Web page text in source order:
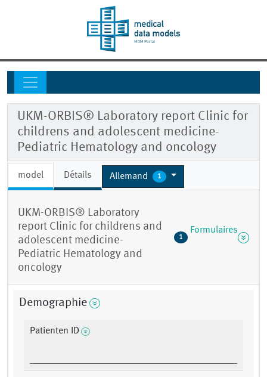
UKM-ORBIS® Laboratory report Clinic for
childrens and adolescent medicine-
Pediatric Hematology and oncology
model Détails Allemand 1
UKM-ORBIS® Laboratory
report Clinic for childrens and
adolescent medicine-
Pediatric Hematology and
oncology
1
Formulaires
Demographie
Patienten ID